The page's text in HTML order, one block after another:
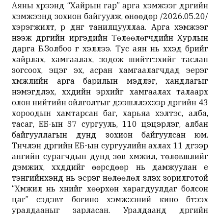
Аяны хүрээнд “Хайрын гар” арга хэмжээг дүүргийн
хэмжээнд зохион байгуулж, өнөөдөр /2026.05.20/
хэрэгжилт, үр дүнг танилцууллаа. Арга хэмжээг
нээж дүүргийн иргэдийн Төлөөлөгчдийн Хурлын
дарга Б.Золбоо үг хэллээ. Тус аян нь хүүхэд бүрийг
хайрлах, хамгаалах, зодож шийтгэхийг таслан
зогсоох, эцэг эх, асран хамгаалагчдад эерэг
хүмүүжлийн арга барилын мэдлэг, хандлагыг
нэмэгдүүлэх, хүүхдийн эрхийг хамгаалах талаарх
олон нийтийн ойлголтыг дээшлүүлэхээр дүүргийн 43
хороодын хамтарсан баг, харьяа хэлтэс, алба,
тасаг, ЕБ-ын 37 сургууль, 110 цэцэрлэг, албан
байгууллагын дунд зохион байгуулсан юм.
Түүнчлэн дүүргийн ЕБ-ын сургуулийн ахлах 11 дүгээр
ангийн сурагчдын дунд зөв хүмүүжил, төлөвшлийг
дэмжих, хүүхдүүдийг өөрсдөөр нь дамжуулан үе
тэнгийнхэнд нь эерэг нөлөөлөл үзүүлэх зорилготой
“Хүмүүжил нь хүнийг хөөрхөн харагдуулдаг болсон
цаг” сэдэвт богино хэмжээний кино бүтээх
уралдааныг зарласан. Уралдаанд дүүргийн